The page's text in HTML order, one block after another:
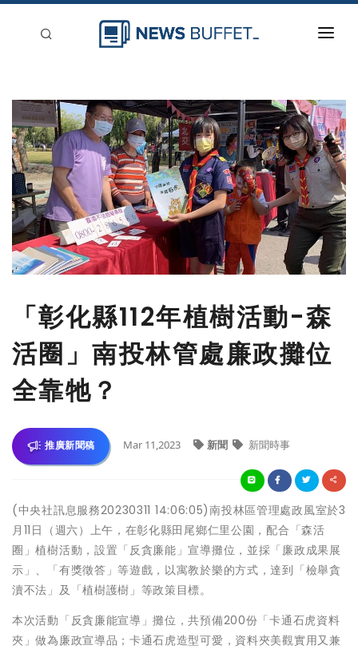
新聞稿分類
登入
刊登
「彰化縣112年植樹活動-森
活圈」南投林管處廉政攤位
全靠牠？
推廣新聞稿 Mar 11,2023 新聞 新聞時事
(中央社訊息服務20230311 14:06:05)南投林區管理處政風室於3
月11日（週六）上午，在彰化縣田尾鄉仁里公園，配合「森活
圈」植樹活動，設置「反貪廉能」宣導攤位，並採「廉政成果展
示」、「有獎徵答」等遊戲，以寓教於樂的方式，達到「檢舉貪
瀆不法」及「植樹護樹」等政策目標。
本次活動「反貪廉能宣導」攤位，共預備200份「卡通石虎資料
夾」做為廉政宣導品；卡通石虎造型可愛，資料夾美觀實用又兼